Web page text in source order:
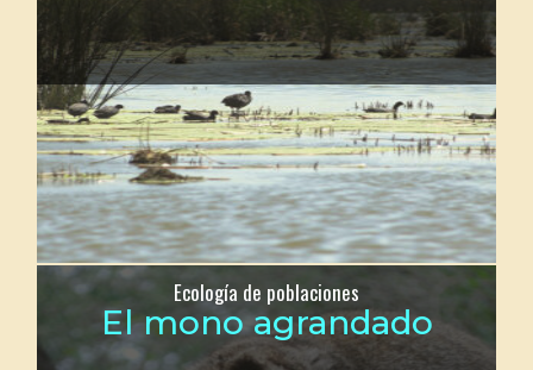
Ecología de poblaciones
El mono agrandado